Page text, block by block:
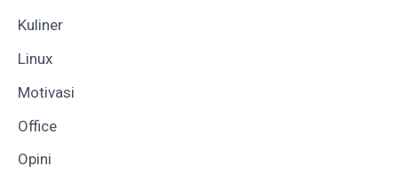
Kuliner
Linux
Motivasi
Office
Opini